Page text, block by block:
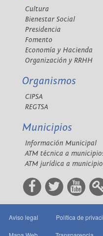
Cultura
Bienestar Social
Presidencia
Fomento
Economía y Hacienda
Organización y RRHH
Organismos
CIPSA
REGTSA
Municipios
Información Municipal
ATM técnica a
ATM jurídica a
Aviso legal Política de